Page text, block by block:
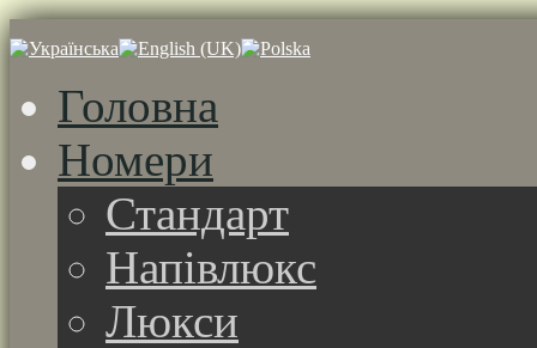
Головна
Номери
Стандарт
Напівлюкс
Люкси